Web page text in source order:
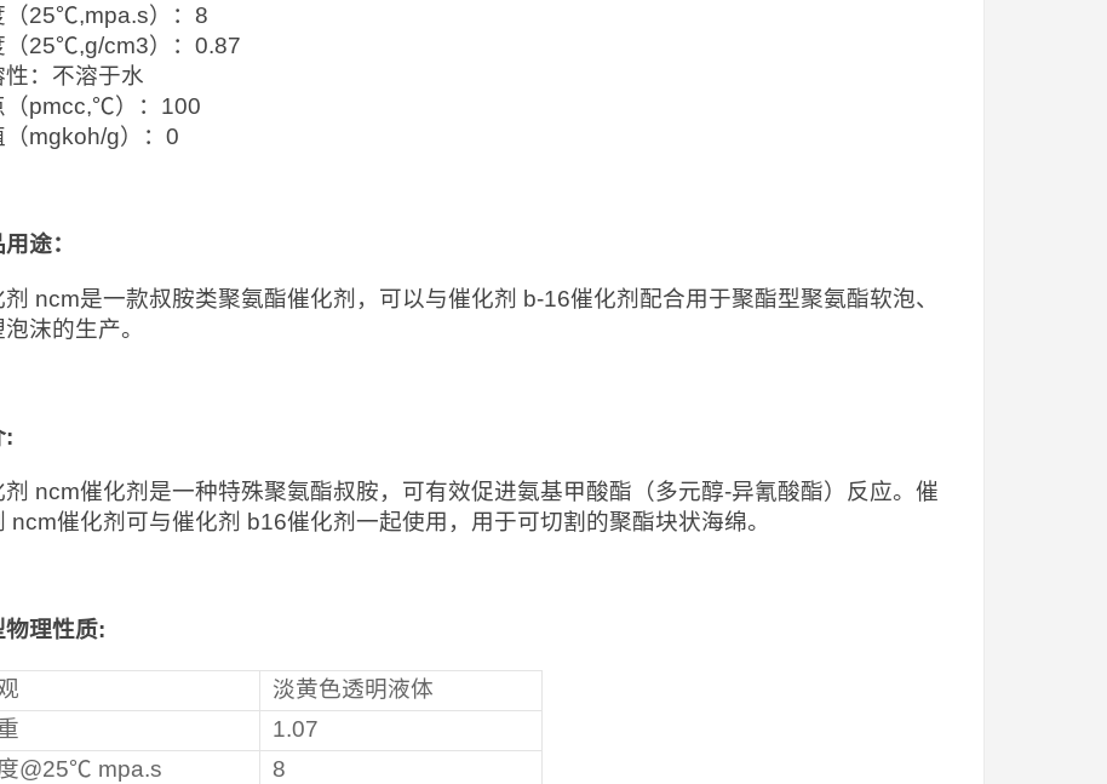
（25℃,mpa.s）：8
（25℃,g/cm3）：0.87
性：不溶于水
（pmcc,℃）：100
（mgkoh/g）：0
途：
剂 ncm是一款叔胺类聚氨酯催化剂，可以与催化剂 b-16催化剂配合用于聚酯型聚氨酯软泡、
沫的生产。
:
剂 ncm催化剂是一种特殊聚氨酯叔胺，可有效促进氨基甲酸酯（多元醇-异氰酸酯）反应。催
ncm催化剂可与催化剂 b16催化剂一起使用，用于可切割的聚酯块状海绵。
物理性质:
淡黄色透明液体
1.07
@25℃ mpa.s
8